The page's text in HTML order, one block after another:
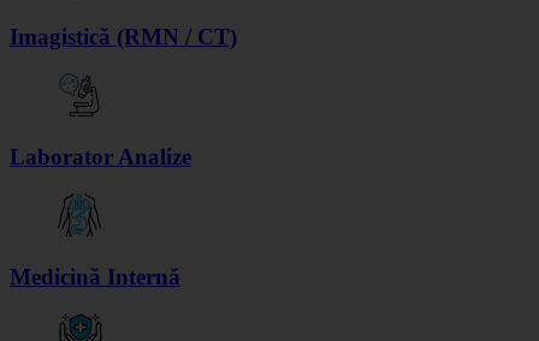
Imagistică (RMN / CT)
Laborator Analize
Medicină Internă